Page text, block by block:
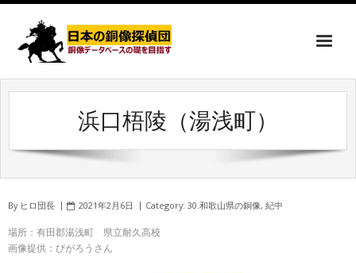
浜口梧陵（湯浅町）
By ヒロ団長 2021年2月6日 Category: 30.和歌山県の銅像, 紀中
場所：有田郡湯浅町 県立耐久高校
画像提供：びがろうさん